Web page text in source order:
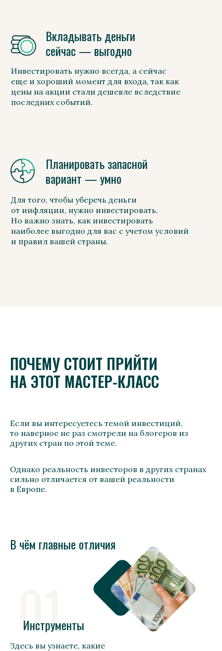
Вкладывать деньги
сейчас — выгодно
Планировать запасной
вариант — умно
Инвестировать нужно всегда, а сейчас
еще и хороший момент для входа, так как
цены на акции стали дешевле вследствие
последних событий.
Для того, чтобы уберечь деньги
от инфляции, нужно инвестировать.
Но важно знать, как инвестировать
наиболее выгодно для вас с учетом условий
и правил вашей страны.
ПОЧЕМУ СТОИТ ПРИЙТИ
НА ЭТОТ МАСТЕР-КЛАСС
Если вы интересуетесь темой инвестиций,
то наверное не раз смотрели на блогеров из
других стран по этой теме.
Однако реальность инвесторов в других странах
сильно отличается от вашей реальности
в Европе.
01
В чём главные отличия
Инструменты
Здесь вы узнаете, какие